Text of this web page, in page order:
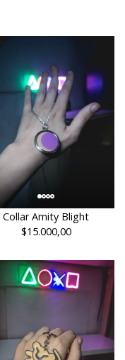
Collar Amity Blight
$15.000,00